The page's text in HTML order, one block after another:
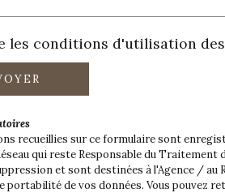
les conditions d'utilisation
recueillies sur ce formulaire sont
qui reste Responsable du
et sont destinées à l'Agence /
de vos données. Vous pouvez